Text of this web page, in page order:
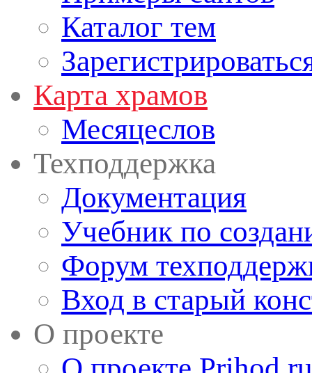
Каталог тем
Карта храмов
Месяцеслов
Техподдержка
Документация
Учебник по
Форум
Вход в старый
О проекте